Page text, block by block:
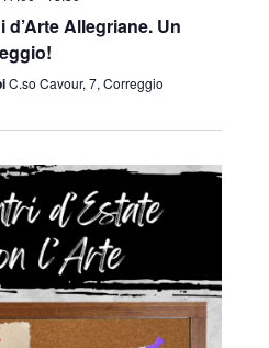
Allegriane. Un
C.so Cavour, 7, Correggio